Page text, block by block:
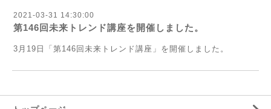
2021-03-31 14:30:00
第146回未来トレンド講座を開催しました。
3月19日「第146回未来トレンド講座」を開催しました。